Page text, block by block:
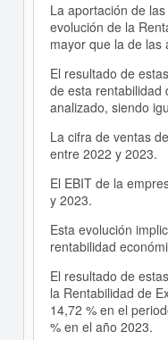
La aportación de
evolución de la
mayor que la de las
El resultado de
de esta rentabilidad
analizado, siendo
La cifra de ventas
entre 2022 y 2023.
El EBIT de la
y 2023.
Esta evolución
rentabilidad
El resultado de
la Rentabilidad de
14,72 % en el
% en el año 2023.